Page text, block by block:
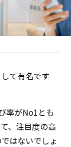
て有名です
率がNo1とも
、注目度の高
はないでしょ